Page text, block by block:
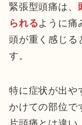
緊張型頭痛は、
られるように痛
頭が重く感じる
す。
特に症状が出や
かけての部位で